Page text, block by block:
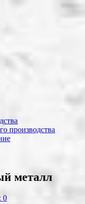
производства
металл
0